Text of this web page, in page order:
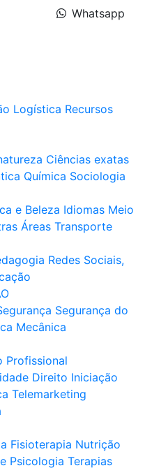
Whatsapp
Logística Recursos
Ciências exatas
Química Sociologia
e Beleza Idiomas Meio
Áreas Transporte
Redes Sociais,
Segurança do
Mecânica
Profissional
Direito Iniciação
Telemarketing
Fisioterapia Nutrição
Psicologia Terapias